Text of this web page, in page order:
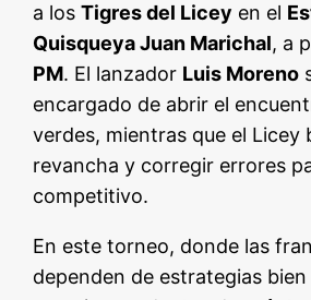
a losTigres del Licey en el
Quisqueya Juan Marichal, a
PM. El lanzador Luis Moreno
encargado de abrir el
verdes, mientras que el Licey
revancha y corregir errores
competitivo.
En este torneo, donde las
dependen de estrategias